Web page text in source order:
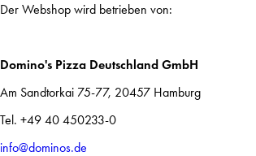
Der Webshop wird betrieben von:
Domino's Pizza Deutschland GmbH
Am Sandtorkai 75-77, 20457 Hamburg
Tel. +49 40 450233-0
info@dominos.de